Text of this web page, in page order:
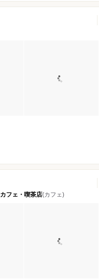
カフェ・喫茶店(カフェ)